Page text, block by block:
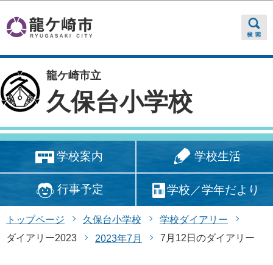
龍ケ崎市立
久保台小学校
学校案内 学校生活
行事予定 学校／学年だより
トップページ 久保台小学校
学校ダイアリー
ダイアリー2023
2023年7月 7月12日のダイアリー